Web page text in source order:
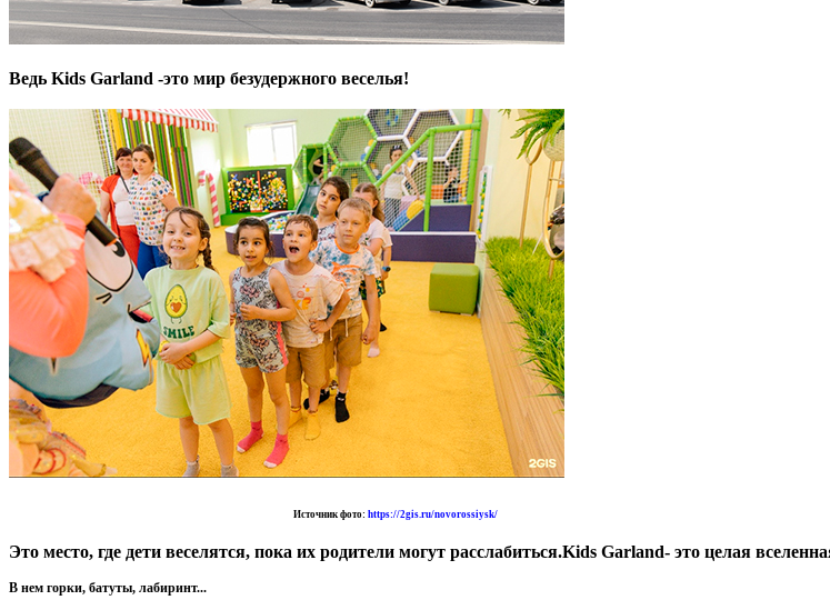
Ведь Kids Garland -это мир безудержного веселья!
Источник фото: https://2gis.ru/novorossiysk/
Это место, где дети веселятся, пока их родители могут расслабиться.Kids Garland- это целая
В нем горки, батуты, лабиринт...